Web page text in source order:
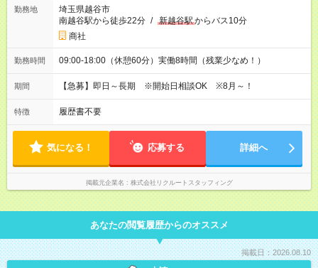
勤務地
埼玉県越谷市
南越谷駅から徒歩22分 / 新越谷駅からバス10分
商社
勤務時間 09:00-18:00（休憩60分）実働8時間（残業少なめ！）
期間 【急募】即日～長期 ※開始日相談OK ※8月～！
特徴 履歴書不要
気になる！ 応募する 詳細へ
掲載元企業名 株式会社リクルートスタッフィング
あなたの閲覧履歴からのオススメ
掲載日：2026.08.10